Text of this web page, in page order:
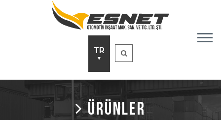
TR
▼
ÜRÜNLER